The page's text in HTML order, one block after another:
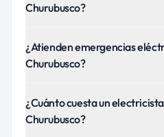
Churubusco?
¿Atienden emergencias
Churubusco?
¿Cuánto cuesta un
Churubusco?